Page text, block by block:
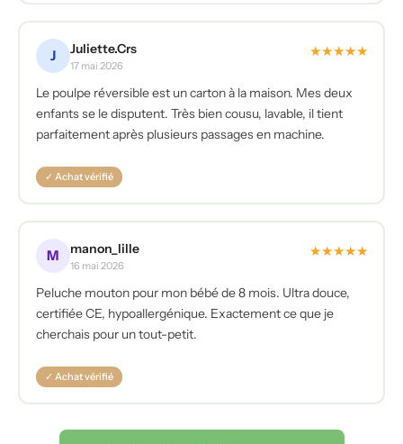
J Juliette.Crs
17 mai 2026
★★★★★
Le poulpe réversible est un carton à la maison. Mes deux
enfants se le disputent. Très bien cousu, lavable, il tient
parfaitement après plusieurs passages en machine.
✓ Achat vérifié
M manon_lille
16 mai 2026
★★★★★
Peluche mouton pour mon bébé de 8 mois. Ultra douce,
certifiée CE, hypoallergénique. Exactement ce que je
cherchais pour un tout-petit.
✓ Achat vérifié